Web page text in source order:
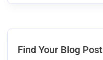
Find Your Blog Post